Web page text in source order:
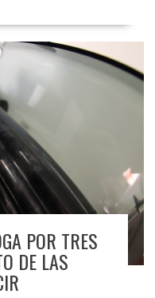
POR TRES
DE LAS